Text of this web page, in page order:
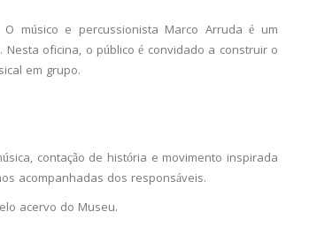
O músico e percussionista Marco Arruda é um
oficina, o público é convidado a construir o
em grupo.
contação de história e movimento inspirada
acompanhadas dos responsáveis.
acervo do Museu.